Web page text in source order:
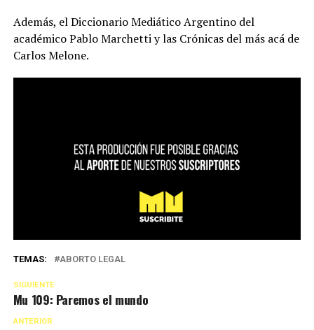
Además, el Diccionario Mediático Argentino del
académico Pablo Marchetti y las Crónicas del más acá de
Carlos Melone.
TEMAS: ABORTO LEGAL
SIGUIENTE
Mu 109: Paremos el mundo
ANTERIOR